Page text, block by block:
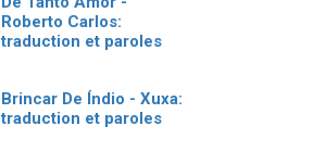
Roberto Carlos:
traduction et paroles
Brincar De Índio - Xuxa:
traduction et paroles